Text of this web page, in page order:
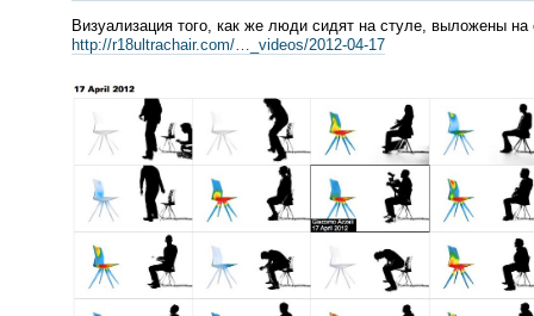
Визуализация того, как же люди сидят на стуле, выложены
http://r18ultrachair.com/…_videos/2012-04-17